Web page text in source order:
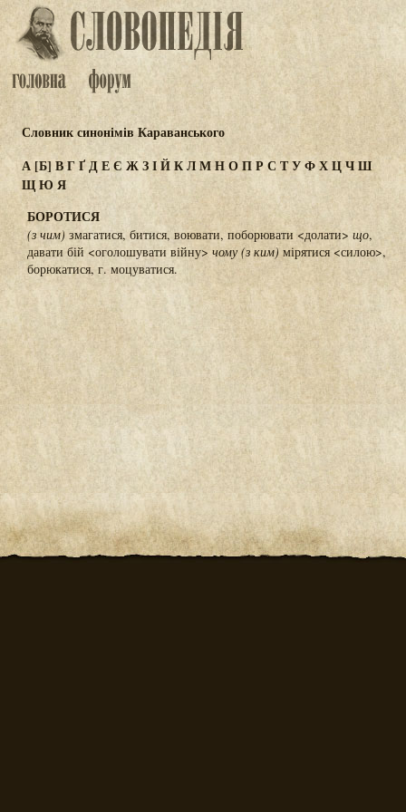
Словник синонімів Караванського
А[Б] ВГҐДЕЄ ЖЗІЙКЛМНОПР С ТУФХЦЧШ
ЩЮ Я
БОРОТИСЯ
(з чим) змагатися, битися, воювати, поборювати <долати> що,
давати бій <оголошувати війну> чому (з ким) мірятися <силою>,
борюкатися, г. моцуватися.